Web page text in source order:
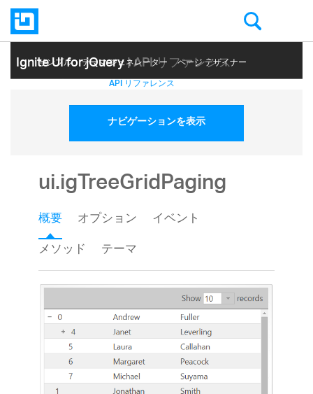
Ignite UI for jQuery| API リファレンス
サンプル テーマ ジェネレーター ページ デザイナー
ヘルプ トピック API リファレンス
ナビゲーションを表示
ui.igTreeGridPaging
概要 オプション
イベント
メソッド
テーマ